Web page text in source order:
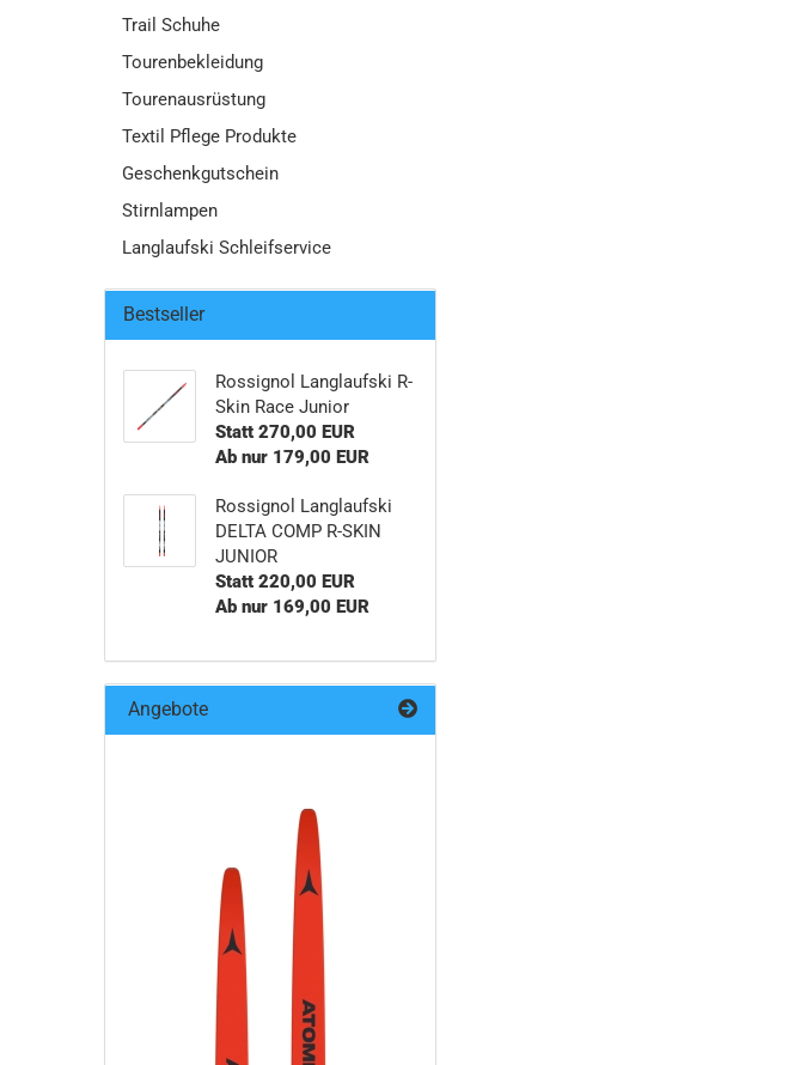
Trail Schuhe
Tourenbekleidung
Tourenausrüstung
Textil Pflege Produkte
Geschenkgutschein
Stirnlampen
Langlaufski Schleifservice
Bestseller
Rossignol Langlaufski R-
Skin Race Junior
Statt 270,00 EUR
Ab nur 179,00 EUR
Rossignol Langlaufski
DELTA COMP R-SKIN
JUNIOR
Statt 220,00 EUR
Ab nur 169,00 EUR
Angebote